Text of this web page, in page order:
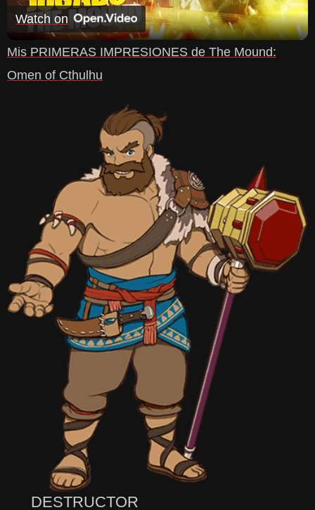
L
A
V
I
D
E
O
Watch on
Mis PRIMERAS IMPRESIONES de The Mound:
Omen of Cthulhu
DESTRUCTOR